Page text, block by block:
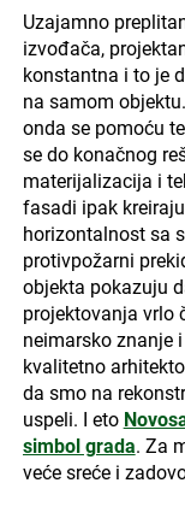
Uzajamno
izvođača,
konstantna i to je
na samom objektu.
onda se pomoću
se do konačnog
materijalizacija i
fasadi ipak
horizontalnost sa
protivpožarni
objekta pokazuju
projektovanja vrlo
neimarsko znanje
kvalitetno
da smo na
uspeli. I eto
simbol grada. Za
veće sreće i